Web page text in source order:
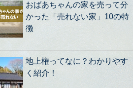
おばあちゃんの家を売って分
かった「売れない家」10の特
徴
地上権ってなに？わかりやす
く紹介！